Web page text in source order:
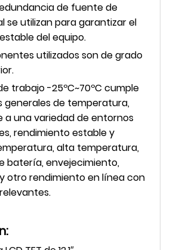
de fuente de
se utilizan para garantizar el
del equipo.
utilizados son de grado
trabajo -25ºC~70ºC cumple
generales de temperatura,
a una variedad de entornos
rendimiento estable y
alta temperatura,
batería, envejecimiento,
otro rendimiento en línea con